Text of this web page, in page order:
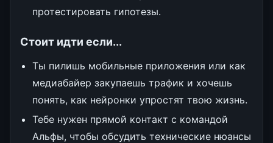
протестировать гипотезы.
Стоит идти если...
Ты пилишь мобильные приложения или как
медиабайер закупаешь трафик и хочешь
понять, как нейронки упростят твою жизнь.
Тебе нужен прямой контакт с командой
Альфы, чтобы обсудить технические нюансы